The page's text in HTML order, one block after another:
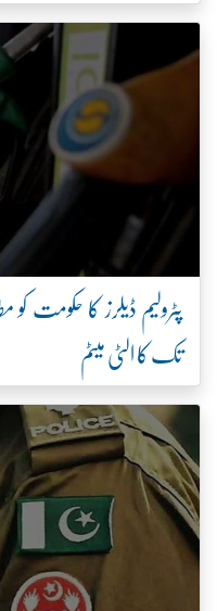
پٹرولیم ڈیلرز کا حکومت
تک کا الٹی میٹم